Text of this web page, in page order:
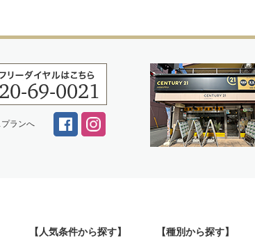
ランへ
【人気条件から探す】 【種別から探す】